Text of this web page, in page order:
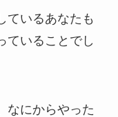
ているあなたも
ていることでし
なにからやった